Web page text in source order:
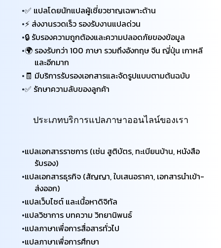
✅ แปลโดยนักแปลผู้เชี่ยวชาญเฉพาะด้าน
⚡ ส่งงานรวดเร็ว รองรับงานแปลด่วน
🔒 รับรองความถูกต้องและความปลอดภัยของข้อมูล
🌍 รองรับกว่า 100 ภาษา รวมถึงอังกฤษ จีน ญี่ปุ่น เกาหลี
และอีกมาก
🧾 มีบริการรับรองเอกสารและจัดรูปแบบตามต้นฉบับ
✅ รักษาความลับของลูกค้า
ประเภทบริการแปลภาษาออนไลน์ของเรา
แปลเอกสารราชการ (เช่น สูติบัตร, ทะเบียนบ้าน, หนังสือ
รับรอง)
แปลเอกสารธุรกิจ (สัญญา, ใบเสนอราคา, เอกสารนำเข้า-
ส่งออก)
แปลเว็บไซต์ และเนื้อหาดิจิทัล
แปลวิชาการ บทความ วิทยานิพนธ์
แปลภาษาเพื่อการสื่อสารทั่วไป
แปลภาษาเพื่อการศึกษา